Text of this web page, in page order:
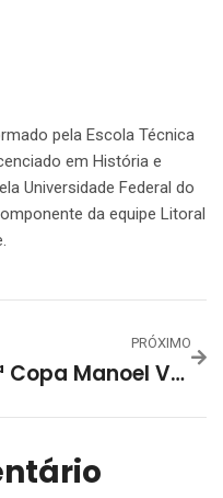
pela Escola Técnica
em História e
Universidade Federal do
da equipe Litoral
PRÓXIMO
4ª Copa Manoel Vargas – E. C. São Lourenço Definiu Os Finalistas